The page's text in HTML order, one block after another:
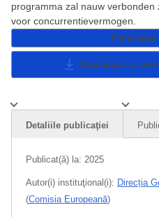
programma zal nauw
voor concurrentievermogen.
Descărcări și
Detaliile publicaţiei
Publicat(ă) la: 2025
Autor(i) instituţional(i): Direcția
(Comisia Europeană)